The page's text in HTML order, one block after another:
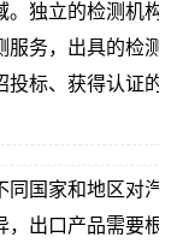
独立的检测机构
务，出具的检测
标、获得认证的
国家和地区对汽
出口产品需要根